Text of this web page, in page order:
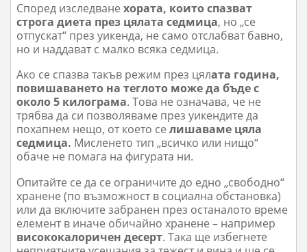
Според изследванехората, които спазват
строга диета през цялата седмица, но „се
отпускат“ през уикенда, не само отслабват бавно,
но и наддават с малко всяка седмица.
Ако се спазва такъв режим през цялата година,
повишаването на теглото може да бъде с
около 5 килограма. Това не означава, че не
трябва да си позволяваме през уикендитеда
похапнем нещо, от което селишаваме цяла
седмица. Мисленето тип „всичко или нищо“
обаче не помага на фигурата ни.
Опитайте се да се ограничите до едно „свободно“
хранене (по възможност в социална обстановка)
или да включите забранен през останалото време
елемент в иначе обичайно хранене – например
висококалоричен десерт. Така ще избегнете